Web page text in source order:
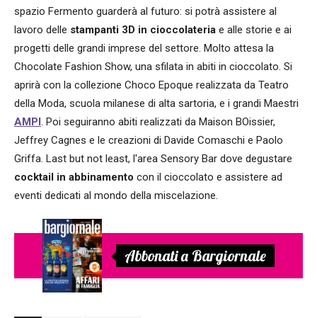
spazio Fermento guarderà al futuro: si potrà assistere al
lavoro delle stampanti 3D in cioccolateria e alle storie e ai
progetti delle grandi imprese del settore. Molto attesa la
Chocolate Fashion Show, una sfilata in abiti in cioccolato. Si
aprirà con la collezione Choco Epoque realizzata da Teatro
della Moda, scuola milanese di alta sartoria, e i grandi Maestri
AMPI. Poi seguiranno abiti realizzati da Maison BOissier,
Jeffrey Cagnes e le creazioni di Davide Comaschi e Paolo
Griffa. Last but not least, l'area Sensory Bar dove degustare
cocktail in abbinamento con il cioccolato e assistere ad
eventi dedicati al mondo della miscelazione.
Abbonati a Bargiornale